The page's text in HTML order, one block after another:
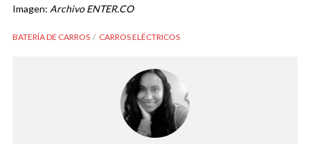
Imagen: Archivo ENTER.CO
BATERÍA DE CARROS CARROS ELÉCTRICOS